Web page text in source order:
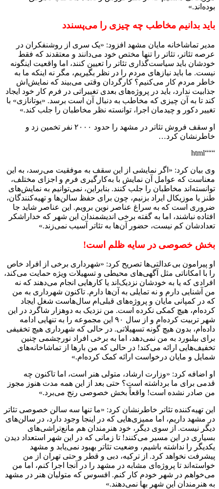
بوده‌اند.»
باید بدانیم مخاطب چه چیزی را می‌پسندد
مدیر تماشاخانه مایان مشهد افزود: «یک سری از روشنفکران در
عرصه تئاتر، تئاتر را تنها مختص خود می‌دانند و معتقدند که فقط
خودشان باید سیاست‌گذاری تئاتر را تعیین کنند، اما واقعیت اینگونه
نیست. ما باید نیازهای مردم را در نظر بگیریم، مگر نه اینکه ما به
خاطر مردم کار می‌کنیم؟ کارگردان وقتی می‌بیند که نمایش‌اش
جذابیت ندارد، باید در پروژه‌های بعدی تغییراتی در فرم کار خود ایجاد
کند تا به آن چیزی که مخاطب به دنبال آن است برسد. «یوتانازی» با
تغییر دکور و چیدمان اجرا، توانسته نظر مخاطبان را جلب کند.»
او سقف فروش تئاتر در مشهد را حدود ۲۰۰۰ نفر تخمین زد و
خاطرنشان کرد…
“““html
وی بیان کرد: «اگر نمایشی از این سقف به موفقیت می‌رسد، به این
معناست که عوامل آن نمایش با به‌کارگیری فرم و اجزای مختلف،
توانسته‌اند مخاطبان را جلب کنند. بنابراین، نمی‌توانیم به نمایش‌های
طنز یا موزیکال ایراد بزنیم، چون برای حفظ سالن‌ها و تهیه‌کنندگان،
ضروری است که به سراغ عناصر نوین برویم. این عناصر شاید جا
افتاده نباشند، اما به گفته برخی اندیشمندان این شهر که خداراشکر
تعدادشان کم نیست، حضور آن‌ها به تئاتر آسیب نمی‌زند.»
بخش خصوصی در سایه ظلم است!
او پیرامون بی‌عدالتی‌ها تصریح کرد: «شهرداری برخی از افراد خاص
را با امکاناتی مثل آگهی‌های محیطی و تسهیلات ویژه حمایت می‌کند،
افرادی که یا به خودشان نزدیک‌اند یا کارهایی انجام می‌دهند که نه
من آشنایی دارم و نه تمایلی به آن‌ها دارم. تاکنون شهرداری به من
که در کمپانی مایان و پروژه‌های قبلی‌ام سال‌هاست شغل ایجاد
کرده‌ام، هیچ کمکی نکرده است. من نزدیک به دوهزار شاگرد در این
شهر تربیت کرده‌ام و از سال ۹۰ این مجموعه را به تنهایی ادامه
داده‌ام، بدون هیچ گونه تسهیلاتی. در حالی که شهرداری هیچ تخفیفی
برای بیلبورد به من نمی‌دهد، اما به برخی افراد نورچشمی چنین
تخفیف‌هایی ارائه می‌کند! در حالی که من بارها از تماشاخانه‌های
شمایل و مایان درخواست ارائه کمک کرده‌ام.»
او اضافه کرد: «وزارت ارشاد، متولی هنر است، اما تاکنون چه
قدمی برای ما برداشته است؟ حتی بعد از این همه مدت هنوز مجوز
من صادر نشده است! واقعاً بخش خصوصی رنج می‌برد.»
این تهیه‌کننده تئاتر خاطرنشان کرد: «ما تنها سه سالن خصوصی تئاتر
در مشهد داریم، اما ممیزی‌هایی که در اینجا وجود دارد، در سالن‌های
دیگر نیست. از سوی دیگر، خود هنرمندان هم مانع‌تراشی‌های
بسیاری در این مسیر می‌کنند! تا زمانی که در این شهر استعداد دیدن
یکدیگر را نداشته باشیم، وضعیت تئاتر بهبود نمی‌یابد و مشهد
پیشرفت نخواهد کرد. از ترکیه، دبی و قطر و حتی تهران از من
خواسته‌اند تا پروژه‌ای مشابه در مشهد را در آنجا اجرا کنم، اما من
می‌خواهم در شهر خودم کار کنم. افسوس که متولیان هنر در مشهد
به هنرمندان این شهر بها نمی‌دهند.»